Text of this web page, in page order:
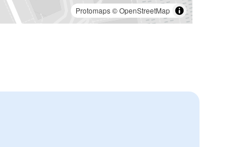
Protomaps©OpenStreetMap